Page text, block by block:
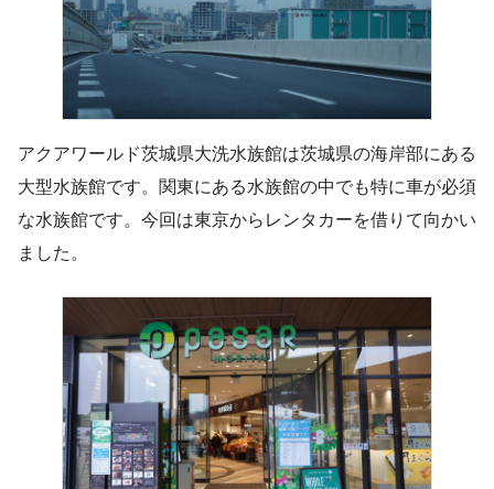
アクアワールド茨城県大洗水族館は茨城県の海岸部にある
大型水族館です。関東にある水族館の中でも特に車が必須
な水族館です。今回は東京からレンタカーを借りて向かい
ました。